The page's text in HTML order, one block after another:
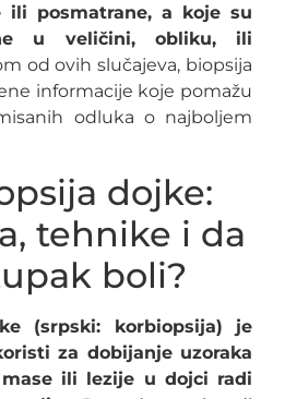
ili posmatrane, a koje su
u veličini, obliku, ili
od ovih slučajeva, biopsija
informacije koje pomažu
odluka o najboljem
dojke:
tehnike i da
boli?
(srpski: korbiopsija) je
za dobijanje uzoraka
ili lezije u dojci radi